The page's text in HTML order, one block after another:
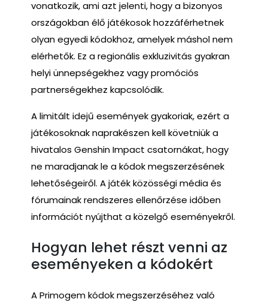
vonatkozik, ami azt jelenti, hogy a bizonyos
országokban élő játékosok hozzáférhetnek
olyan egyedi kódokhoz, amelyek máshol nem
elérhetők. Ez a regionális exkluzivitás gyakran
helyi ünnepségekhez vagy promóciós
partnerségekhez kapcsolódik.
A limitált idejű események gyakoriak, ezért a
játékosoknak naprakészen kell követniük a
hivatalos Genshin Impact csatornákat, hogy
ne maradjanak le a kódok megszerzésének
lehetőségeiről. A játék közösségi média és
fórumainak rendszeres ellenőrzése időben
információt nyújthat a közelgő eseményekről.
Hogyan lehet részt venni az
eseményeken a kódokért
A Primogem kódok megszerzéséhez való